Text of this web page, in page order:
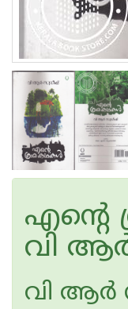
എന്റെ
വി
വി